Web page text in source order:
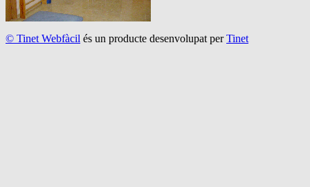
© Tinet Webfàcil és un producte desenvolupat perTinet